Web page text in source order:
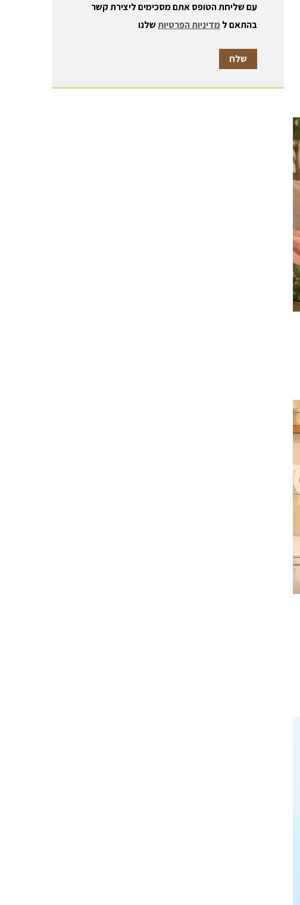
עם שליחת הטופס אתם מסכימים ליצירת קשר
בהתאם ל מדיניות הפרטיותשלנו